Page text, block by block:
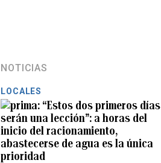
NOTICIAS
LOCALES
“Estos dos primeros días
serán una lección”: a horas del
inicio del racionamiento,
abastecerse de agua es la única
prioridad